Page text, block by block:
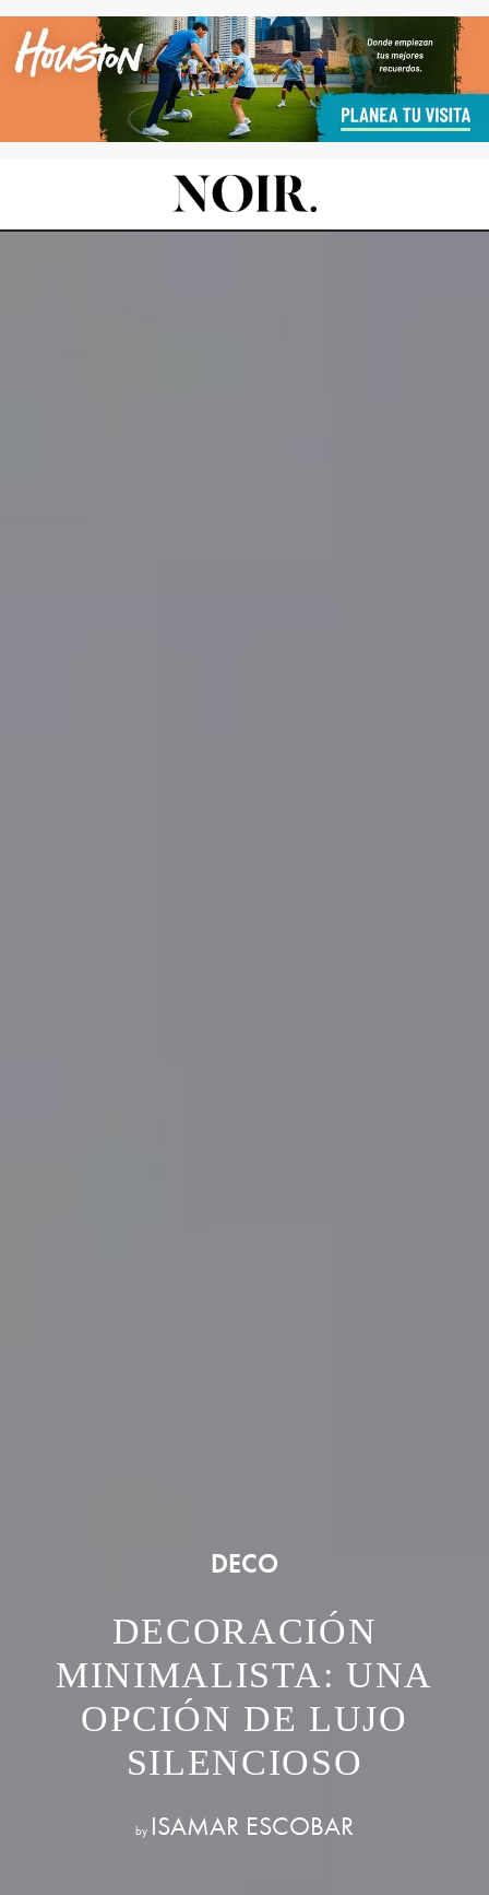
DECO
DECORACIÓN
MINIMALISTA: UNA
OPCIÓN DE LUJO
SILENCIOSO
by ISAMAR ESCOBAR